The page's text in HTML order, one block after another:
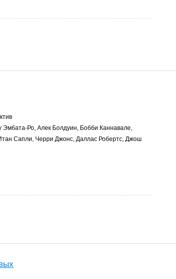
Эмбата-Ро, Алек Болдуин, Бобби Каннавале,
Сапли, Черри Джонс, Даллас Робертс, Джош